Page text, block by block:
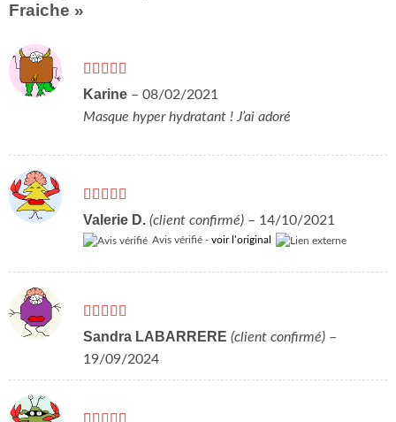
Fraiche »
Note5sur 5
Karine – 08/02/2021
Masque hyper hydratant ! J’ai adoré
Note5sur 5
Valerie D. (client confirmé) – 14/10/2021
Avis vérifié - voir l’original
Note5sur 5
Sandra LABARRERE (client confirmé) –
19/09/2024